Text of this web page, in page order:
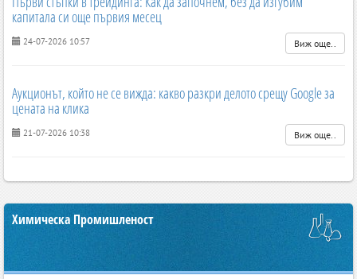
капитала си още първия месец
24-07-2026 10:57 Виж още..
Аукционът, който не се вижда: какво разкри делото срещу Google за
цената на клика
21-07-2026 10:38 Виж още..
Химическа Промишленост